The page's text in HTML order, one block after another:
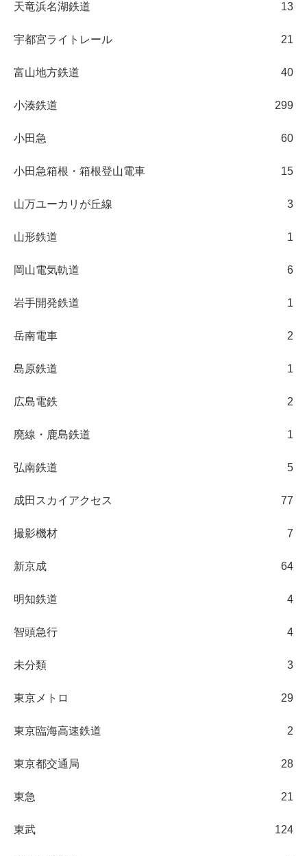
天竜浜名湖鉄道 13
宇都宮ライトレール 21
富山地方鉄道 40
小湊鉄道 299
小田急 60
小田急箱根・箱根登山電車 15
山万ユーカリが丘線 3
山形鉄道 1
岡山電気軌道 6
岩手開発鉄道 1
岳南電車 2
島原鉄道 1
広島電鉄 2
廃線・鹿島鉄道 1
弘南鉄道 5
成田スカイアクセス 77
撮影機材 7
新京成 64
明知鉄道 4
智頭急行 4
未分類 3
東京メトロ 29
東京臨海高速鉄道 2
東京都交通局 28
東急 21
東武 124